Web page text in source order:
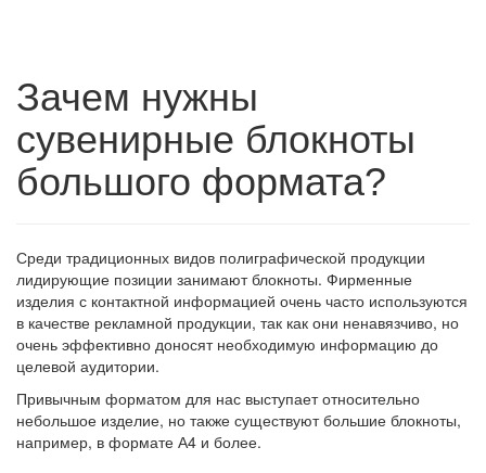
Зачем нужны
сувенирные блокноты
большого формата?
Среди традиционных видов полиграфической продукции
лидирующие позиции занимают блокноты. Фирменные
изделия с контактной информацией очень часто используются
в качестве рекламной продукции, так как они ненавязчиво, но
очень эффективно доносят необходимую информацию до
целевой аудитории.
Привычным форматом для нас выступает относительно
небольшое изделие, но также существуют большие блокноты,
например, в формате А4 и более.